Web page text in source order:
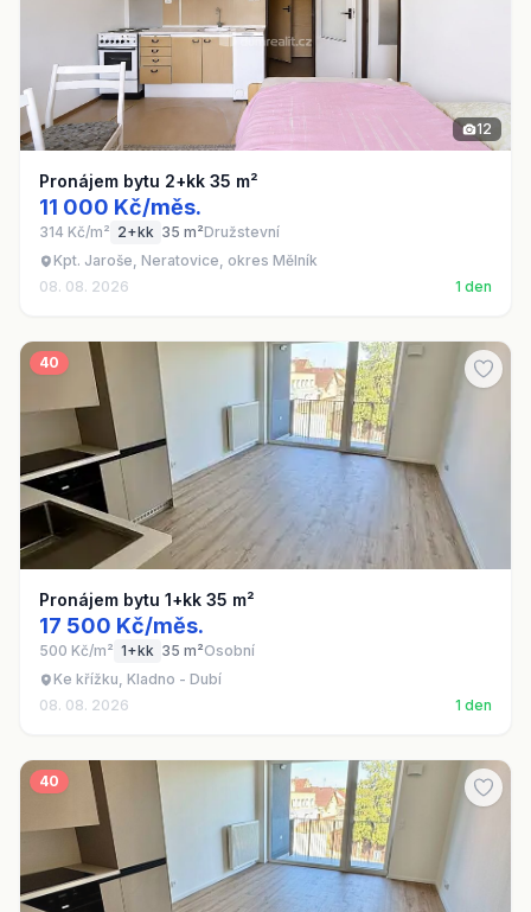
12
Pronájem bytu 2+kk 35 m²
11 000 Kč/měs.
314 Kč/m² 2+kk 35 m²Družstevní
Kpt. Jaroše, Neratovice, okres Mělník
08. 08. 2026
1 den
40
Pronájem bytu 1+kk 35 m²
17 500 Kč/měs.
500 Kč/m² 1+kk 35 m²Osobní
Ke křížku, Kladno - Dubí
08. 08. 2026
1 den
40